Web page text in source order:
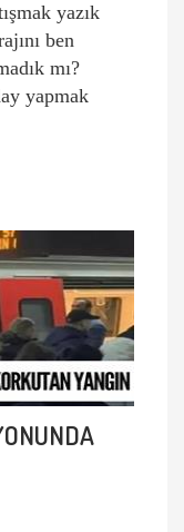
yazık
ben
mı?
yapmak